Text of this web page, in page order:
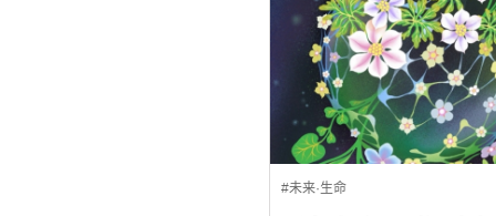
#未来·生命